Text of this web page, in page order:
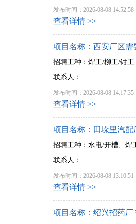
发布时间：2026-08-08 14:52:58
查看详情 >>
项目名称：西安厂区
招聘工种：焊工/柳工/钳工
联系人：
发布时间：2026-08-08 14:17:35
查看详情 >>
项目名称：田垛里汽配
招聘工种：水电/开槽、焊
联系人：
发布时间：2026-08-08 13:10:51
查看详情 >>
项目名称：绍兴招药